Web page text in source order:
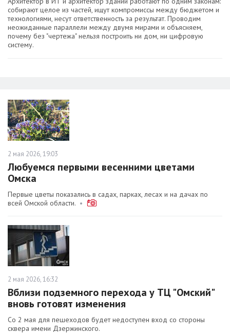
собирают целое из частей, ищут компромиссы между бюджетом и
технологиями, несут ответственность за результат. Проводим
неожиданные параллели между двумя мирами и объясняем,
почему без "чертежа" нельзя построить ни дом, ни цифровую
систему.
2 мая 2026, 19:03
Любуемся первыми весенними цветами
Омска
Первые цветы показались в садах, парках, лесах и на дачах по
всей Омской области. •
2 мая 2026, 16:32
Вблизи подземного перехода у ТЦ "Омский"
вновь готовят изменения
Со 2 мая для пешеходов будет недоступен вход со стороны
сквера имени Дзержинского.